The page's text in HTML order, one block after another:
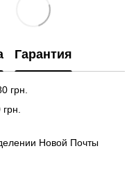
Гарантия
грн.
Новой Почты